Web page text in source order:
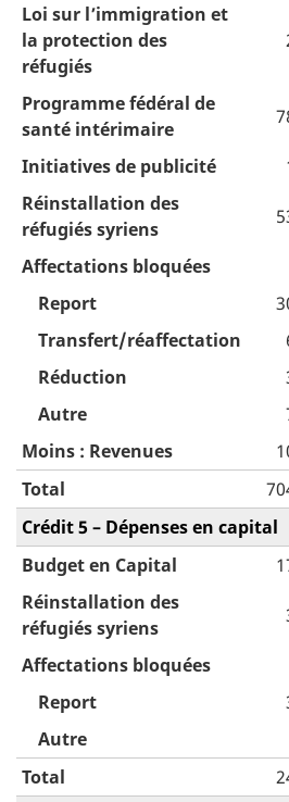
Loi sur l’immigration et
la protection des
réfugiés
Programme fédéral de
santé intérimaire
Initiatives de publicité
Réinstallation des
réfugiés syriens
Affectations bloquées
Report
Transfert/réaffectation
Réduction
Autre
Moins : Revenues
Total
Crédit 5 – Dépenses en capital
Budget en Capital
Réinstallation des
réfugiés syriens
Affectations bloquées
Report
Autre
Total